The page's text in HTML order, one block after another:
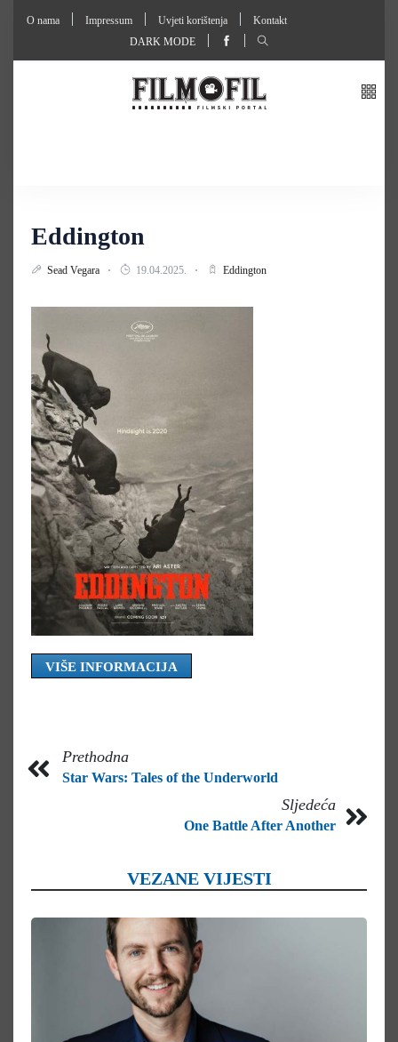
O nama Impressum Uvjeti korištenja
Kontakt
DARK MODE
Eddington
Sead Vegara 19.04.2025. Eddington
VIŠE INFORMACIJA
Prethodna
Star Wars: Tales of the Underworld
Sljedeća
One Battle After Another
VEZANE VIJESTI